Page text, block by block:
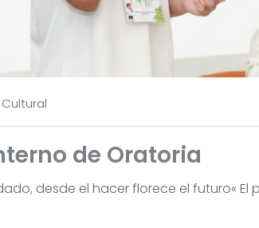
Cultural
de Oratoria
desde el hacer florece el futuro« El